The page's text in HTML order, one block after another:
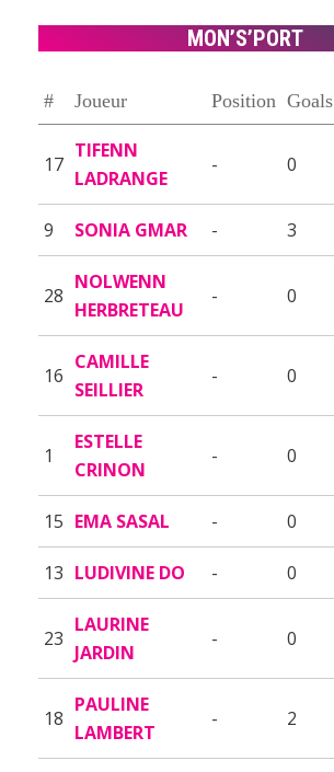
MON’S’PORT
# Joueur Position Goals
17
TIFENN
LADRANGE
- 0
9 SONIA GMAR - 3
28
NOLWENN
HERBRETEAU
- 0
16
CAMILLE
SEILLIER
- 0
1
ESTELLE
CRINON
- 0
15 EMA SASAL - 0
13 LUDIVINE DO - 0
23
LAURINE
JARDIN
- 0
18
PAULINE
LAMBERT
- 2